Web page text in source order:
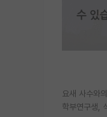
요새 사수와
학부연구생,